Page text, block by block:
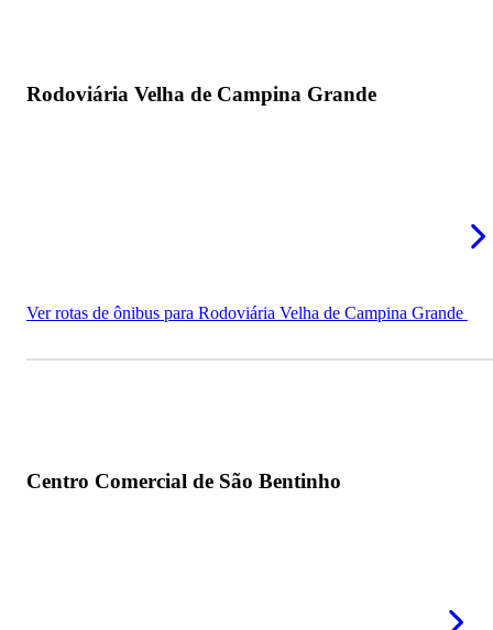
Rodoviária Velha de Campina Grande
Ver rotas de ônibus para Rodoviária Velha de Campina Grande
Centro Comercial de São Bentinho